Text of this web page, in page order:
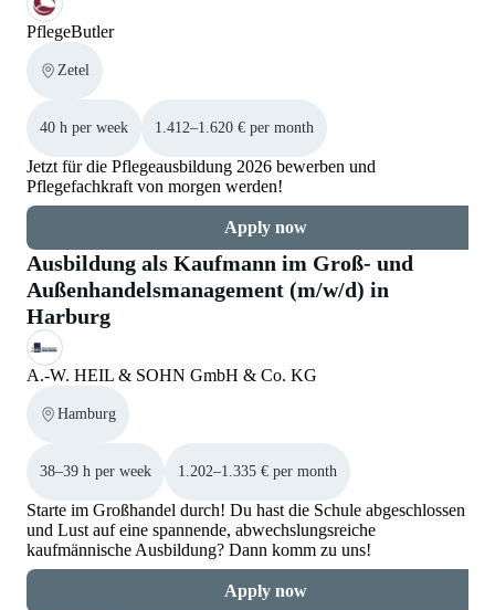
PflegeButler
Zetel
40 h per week 1.412–1.620 € per month
Jetzt für die Pflegeausbildung 2026 bewerben und
Pflegefachkraft von morgen werden!
Apply now
Ausbildung als Kaufmann im Groß- und
Außenhandelsmanagement (m/w/d) in
Harburg
A.-W. HEIL & SOHN GmbH & Co. KG
Hamburg
38–39 h per week 1.202–1.335 € per month
Starte im Großhandel durch! Du hast die Schule abgeschlossen
und Lust auf eine spannende, abwechslungsreiche
kaufmännische Ausbildung? Dann komm zu uns!
Apply now